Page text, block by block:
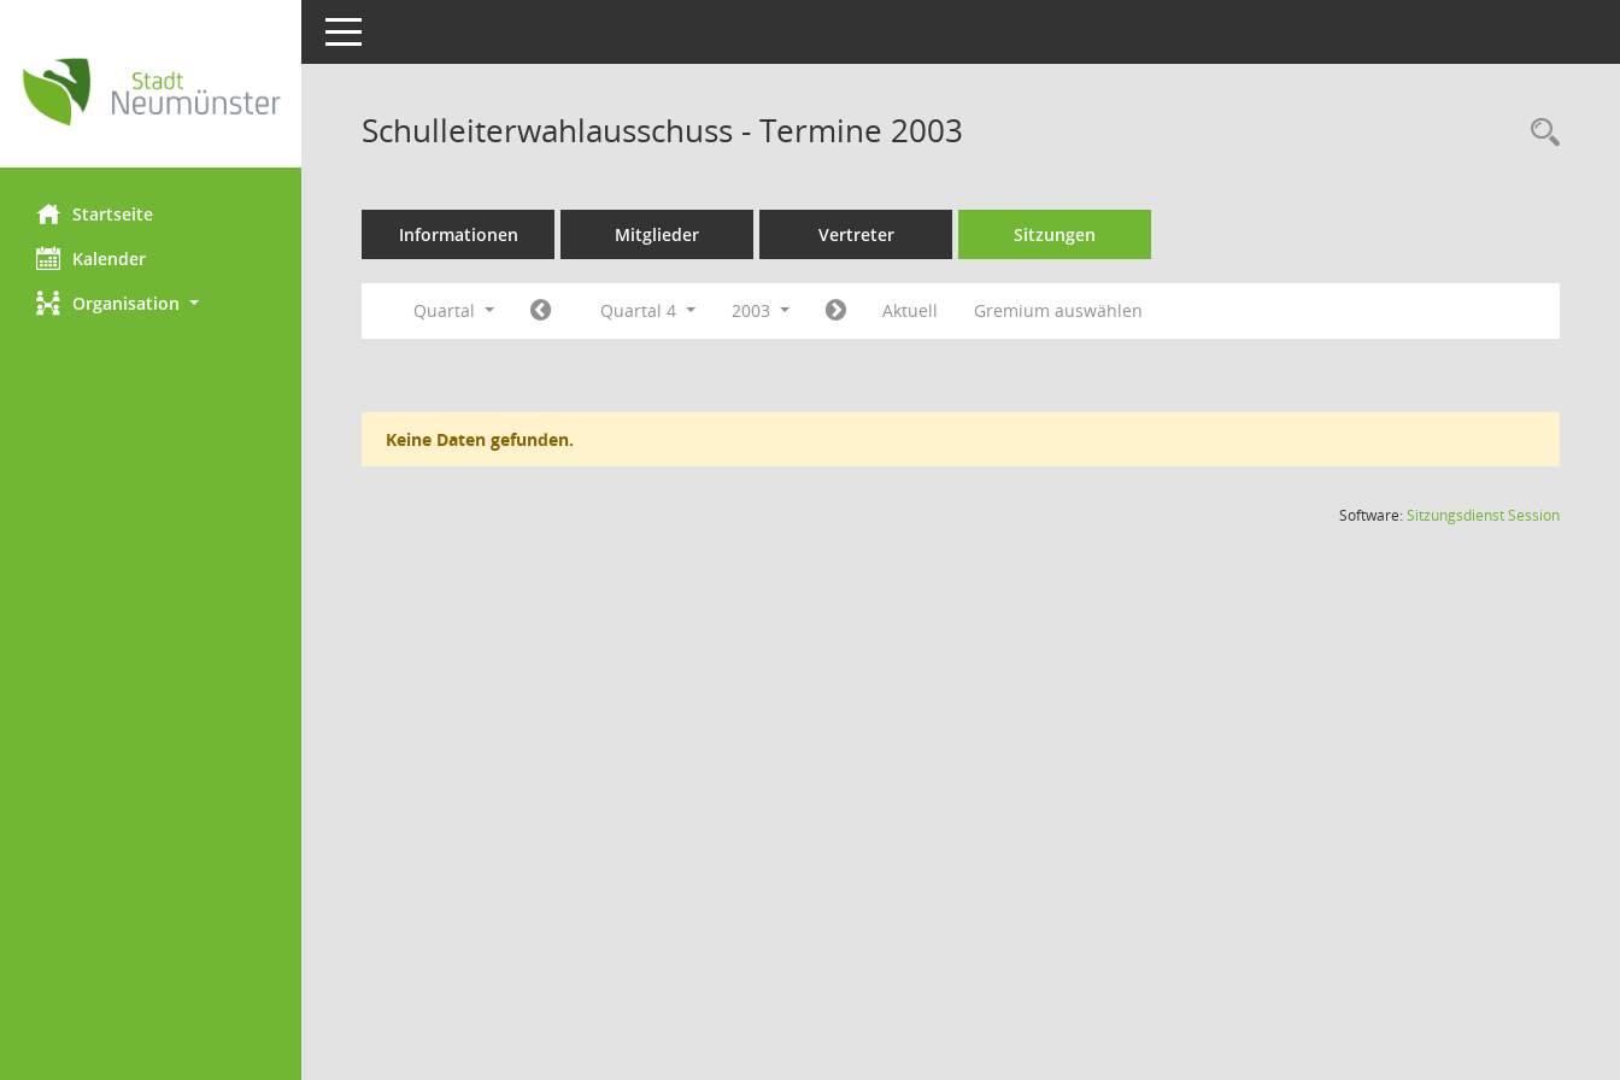
Startseite
Kalender
Organisation
Toggle navigation
Schulleiterwahlausschuss - Termine 2003
Informationen Mitglieder Vertreter Sitzungen
Quartal Quartal 4 2003 Aktuell Gremium auswählen
Keine Daten gefunden.
Software:SitzungsdienstSession(Wird in